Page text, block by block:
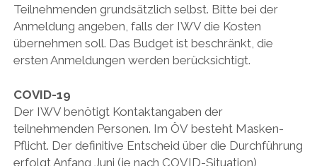
Teilnehmenden grundsätzlich selbst. Bitte bei der
Anmeldung angeben, falls der IWV die Kosten
übernehmen soll. Das Budget ist beschränkt, die
ersten Anmeldungen werden berücksichtigt.
COVID-19
Der IWV benötigt Kontaktangaben der
teilnehmenden Personen. Im ÖV besteht Masken-
Pflicht. Der definitive Entscheid über die Durchführung
erfolgt Anfang Juni (je nach COVID-Situation)